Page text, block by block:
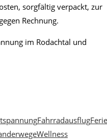
sorgfältig verpackt, zur
Rechnung.
im Rodachtal und
Fahrradausflug
Wellness